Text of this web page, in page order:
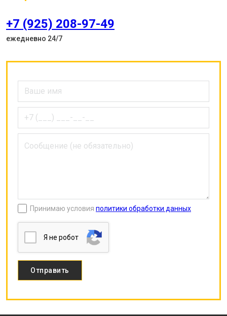
+7 (925) 208-97-49
ежедневно 24/7
Принимаю условия политики обработки данных
Я нe poбoт